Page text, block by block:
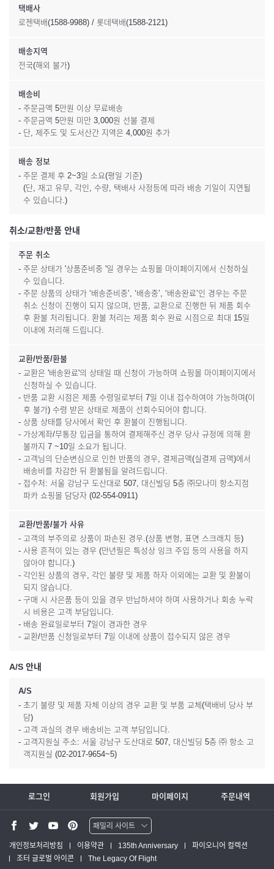
택배사
로젠택배(1588-9988) / 롯데택배(1588-2121)
배송지역
전국(해외 불가)
배송비
- 주문금액 5만원 이상 무료배송
- 주문금액 5만원 미만 3,000원 선불 결제
- 단, 제주도 및 도서산간 지역은 4,000원 추가
배송 정보
- 주문 결제 후 2~3일 소요(평일 기준)
(단, 재고 유무, 각인, 수량, 택배사 사정등에 따라 배송 기일이 지연될
수 있습니다.)
취소/교환/반품 안내
주문 취소
- 주문 상태가 '상품준비중 '일 경우는 쇼핑몰 마이페이지에서 신청하실
수 있습니다.
- 주문 상품의 상태가 ‘배송준비중’, ‘배송중’, ‘배송완료’인 경우는 주문
취소 신청이 진행이 되지 않으며, 반품, 교환으로 진행한 뒤 제품 회수
후 환불 처리됩니다. 환불 처리는 제품 회수 완료 시점으로 최대 15일
이내에 처리해 드립니다.
교환/반품/환불
- 교환은 '배송완료'의 상태일 때 신청이 가능하며 쇼핑몰 마이페이지에서
신청하실 수 있습니다.
- 반품 교환 시점은 제품 수령일로부터 7일 이내 접수하여야 가능하며(이
후 불가) 수령 받은 상태로 제품이 선회수되어야 합니다.
- 상품 상태를 당사에서 확인 후 환불이 진행됩니다.
- 가상계좌/무통장 입금을 통하여 결제해주신 경우 당사 규정에 의해 환
불까지 7 ~10일 소요가 됩니다.
- 고객님의 단순변심으로 인한 반품의 경우, 결제금액(실결제 금액)에서
배송비를 차감한 뒤 환불됨을 알려드립니다.
- 접수처: 서울 강남구 도산대로 507, 대신빌딩 5층 ㈜모나미 항소지점
파카 쇼핑몰 담당자 (02-554-0911)
교환/반품/불가 사유
- 고객의 부주의로 상품이 파손된 경우.(상품 변형, 표면 스크래치 등)
- 사용 흔적이 있는 경우 (만년필은 특성상 잉크 주입 등의 사용을 하지
않아야 합니다.)
- 각인된 상품의 경우, 각인 불량 및 제품 하자 이외에는 교환 및 환불이
되지 않습니다.
- 구매 시 사은품 등이 있을 경우 반납하셔야 하며 사용하거나 회송 누락
시 비용은 고객 부담입니다.
- 배송 완료일로부터 7일이 경과한 경우
- 교환/반품 신청일로부터 7일 이내에 상품이 접수되지 않은 경우
A/S 안내
A/S
- 초기 불량 및 제품 자체 이상의 경우 교환 및 부품 교체(택배비 당사 부
담)
- 고객 과실의 경우 배송비는 고객 부담입니다.
- 고객지원실 주소: 서울 강남구 도산대로 507, 대신빌딩 5층 ㈜ 항소 고
객지원실 (02-2017-9654~5)
로그인 회원가입 마이페이지 주문내역
패밀리 사이트
워터맨 쇼핑몰
파카 글로벌
개인정보처리방침 이용약관 135th Anniversary
파이오니어 컬렉션
조터 글로벌 아이콘
The Legacy Of Flight